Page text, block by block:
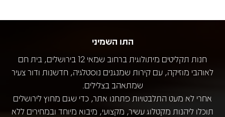
התו השמיני
חנות תקליטים מיתולוגית ברחוב שמאי 12 בירושלים, בית חם
לאוהבי מוזיקה, עם קירות שמנגנים נוסטלגיה, חדשנות ודור צעיר
שמתאהב בצלילים.
אחרי לא מעט התלבטויות פתחנו אתר, כדי שגם מחוץ לירושלים
תוכלו ליהנות מקטלוג עשיר, מקצועי, מיבוא מיוחד ובמחירים ללא